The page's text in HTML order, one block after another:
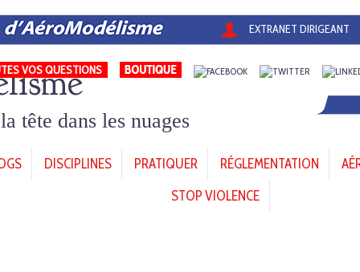
EXTRANET DIRIGEANT
VOS QUESTIONS
tête dans les nuages
DISCIPLINES PRATIQUER RÉGLEMENTATION
STOP VIOLENCE